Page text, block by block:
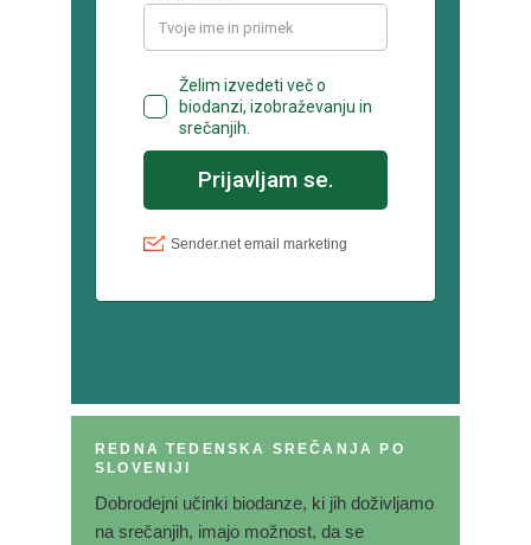
REDNA TEDENSKA SREČANJA PO
SLOVENIJI
Dobrodejni učinki biodanze, ki jih doživljamo
na srečanjih, imajo možnost, da se